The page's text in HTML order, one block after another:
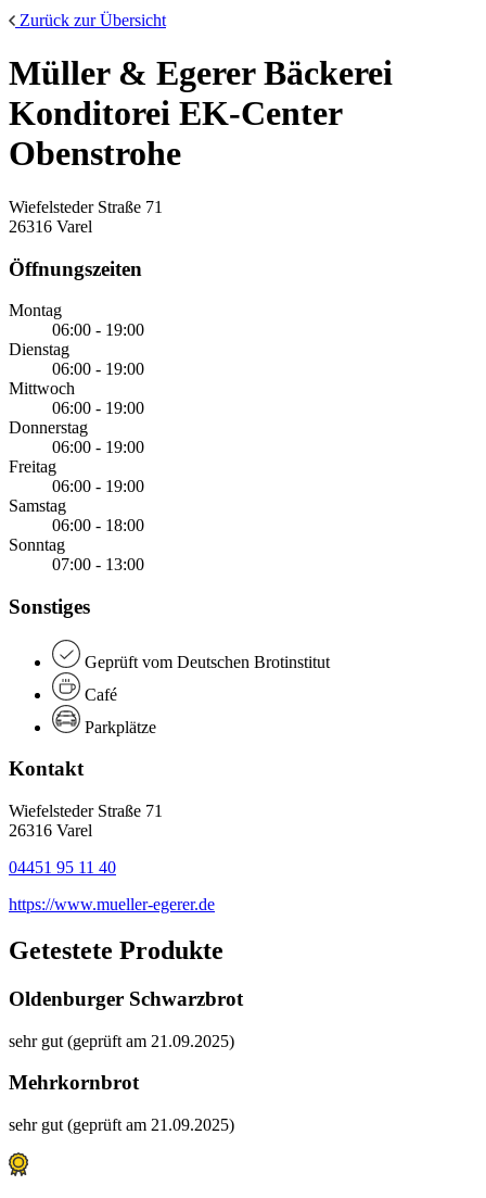
Zurück zur Übersicht
Müller & Egerer Bäckerei
Konditorei EK-Center
Obenstrohe
Wiefelsteder Straße 71
26316 Varel
Öffnungszeiten
Montag
06:00 - 19:00
Dienstag
06:00 - 19:00
Mittwoch
06:00 - 19:00
Donnerstag
06:00 - 19:00
Freitag
06:00 - 19:00
Samstag
06:00 - 18:00
Sonntag
07:00 - 13:00
Sonstiges
Geprüft vom Deutschen Brotinstitut
Café
Parkplätze
Kontakt
Wiefelsteder Straße 71
26316 Varel
04451 95 11 40
https://www.mueller-egerer.de
Getestete Produkte
Oldenburger Schwarzbrot
sehr gut (geprüft am 21.09.2025)
Mehrkornbrot
sehr gut (geprüft am 21.09.2025)